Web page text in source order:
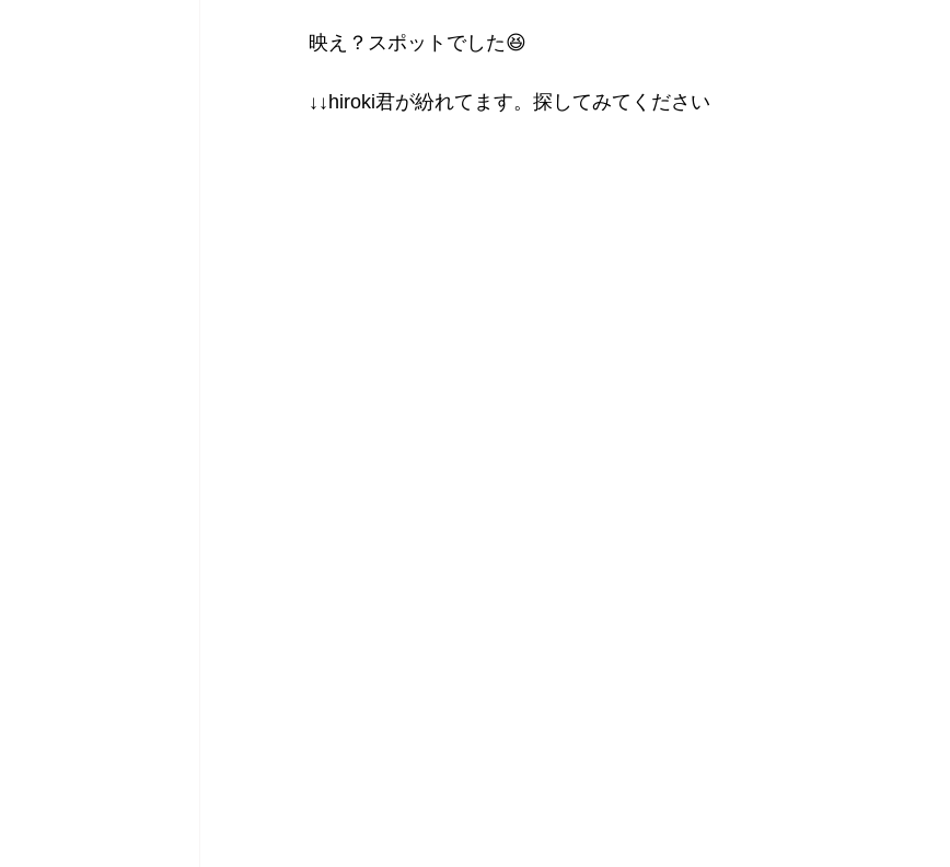
映え？スポットでした😆
↓↓hiroki君が紛れてます。探してみてください